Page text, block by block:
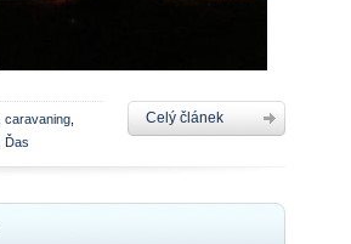
caravaning
Ďas
Celý článek